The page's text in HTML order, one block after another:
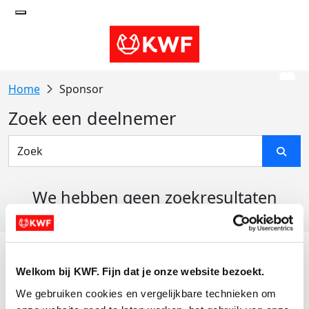
Welkom bij KWF. Fijn dat je onze website bezoekt.
We gebruiken cookies en vergelijkbare technieken om
Sponsor
Zoek een deelnemer
We hebben geen zoekresultaten
Actiematerialen
Evenementen